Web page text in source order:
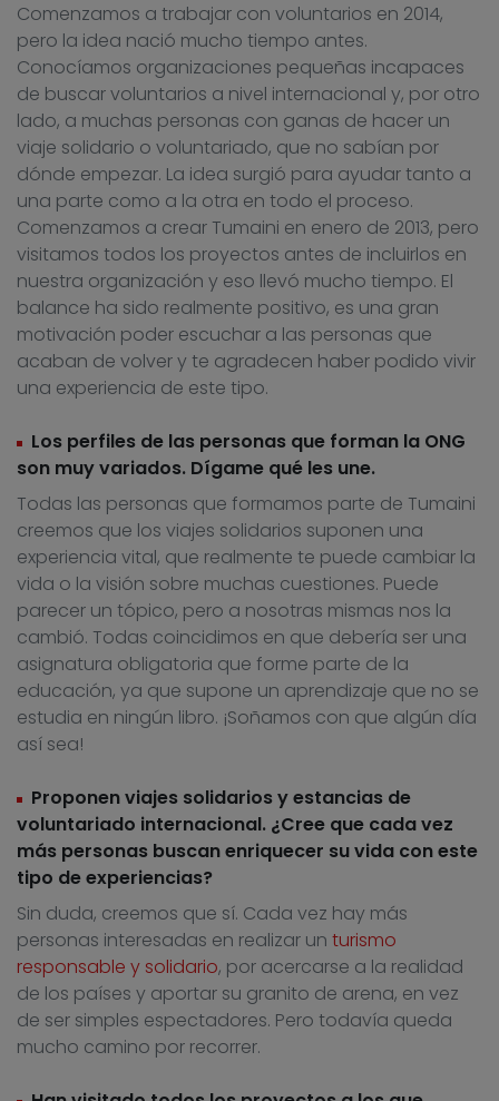
Comenzamos a trabajar con voluntarios en 2014,
pero la idea nació mucho tiempo antes.
Conocíamos organizaciones pequeñas incapaces
de buscar voluntarios a nivel internacional y, por otro
lado, a muchas personas con ganas de hacer un
viaje solidario o voluntariado, que no sabían por
dónde empezar. La idea surgió para ayudar tanto a
una parte como a la otra en todo el proceso.
Comenzamos a crear Tumaini en enero de 2013, pero
visitamos todos los proyectos antes de incluirlos en
nuestra organización y eso llevó mucho tiempo. El
balance ha sido realmente positivo, es una gran
motivación poder escuchar a las personas que
acaban de volver y te agradecen haber podido vivir
una experiencia de este tipo.
Los perfiles de las personas que forman la ONG
son muy variados. Dígame qué les une.
Todas las personas que formamos parte de Tumaini
creemos que los viajes solidarios suponen una
experiencia vital, que realmente te puede cambiar la
vida o la visión sobre muchas cuestiones. Puede
parecer un tópico, pero a nosotras mismas nos la
cambió. Todas coincidimos en que debería ser una
asignatura obligatoria que forme parte de la
educación, ya que supone un aprendizaje que no se
estudia en ningún libro. ¡Soñamos con que algún día
así sea!
Proponen viajes solidarios y estancias de
voluntariado internacional. ¿Cree que cada vez
más personas buscan enriquecer su vida con este
tipo de experiencias?
Sin duda, creemos que sí. Cada vez hay más
personas interesadas en realizar un turismo
responsable y solidario, por acercarse a la realidad
de los países y aportar su granito de arena, en vez
de ser simples espectadores. Pero todavía queda
mucho camino por recorrer.